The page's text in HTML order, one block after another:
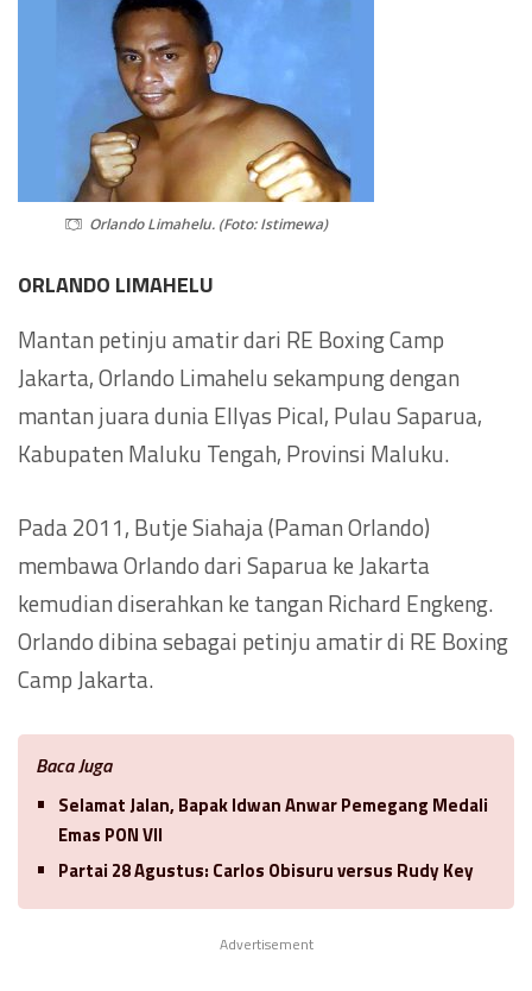
Orlando Limahelu. (Foto: Istimewa)
ORLANDO LIMAHELU
Mantan petinju amatir dari RE Boxing Camp
Jakarta, Orlando Limahelu sekampung dengan
mantan juara dunia Ellyas Pical, Pulau Saparua,
Kabupaten Maluku Tengah, Provinsi Maluku.
Pada 2011, Butje Siahaja (Paman Orlando)
membawa Orlando dari Saparua ke Jakarta
kemudian diserahkan ke tangan Richard Engkeng.
Orlando dibina sebagai petinju amatir di RE Boxing
Camp Jakarta.
Baca Juga
Selamat Jalan, Bapak Idwan Anwar Pemegang Medali
Emas PON VII
Partai 28 Agustus: Carlos Obisuru versus Rudy Key
Advertisement